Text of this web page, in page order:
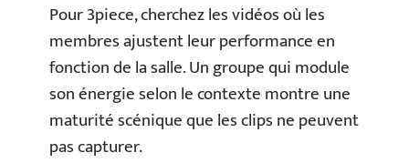
Pour 3piece, cherchez les vidéos où les
membres ajustent leur performance en
fonction de la salle. Un groupe qui module
son énergie selon le contexte montre une
maturité scénique que les clips ne peuvent
pas capturer.